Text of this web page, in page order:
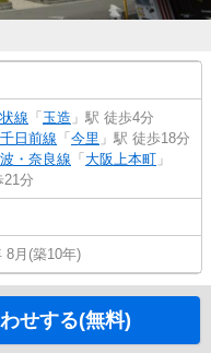
線 「 玉造 」駅 徒歩4分
日前線 「 今里 」駅 徒歩18分
・奈良線 「 大阪上本町 」
21分
8月(築10年)
せする(無料)